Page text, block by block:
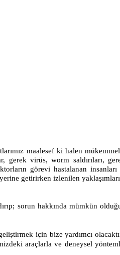
maalesef ki halen
gerek virüs, worm saldırıları,
görevi hastalanan
getirirken izlenilen
sorun hakkında mümkün
için bize yardımcı
araçlarla ve deneysel